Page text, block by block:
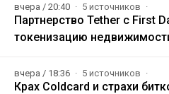
вчера / 20:40 5 источников
Партнерство Tether с First
токенизацию
вчера / 18:36 5 источников
Крах Coldcard и страхи